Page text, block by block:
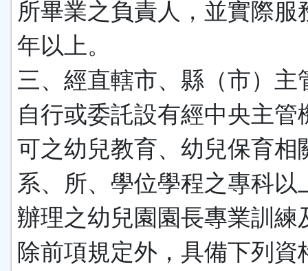
所畢業之負責人，並實際服
年以上。
三、經直轄市、縣（市）主
自行或委託設有經中央主管
可之幼兒教育、幼兒保育相
系、所、學位學程之專科以
辦理之幼兒園園長專業訓練
除前項規定外，具備下列資